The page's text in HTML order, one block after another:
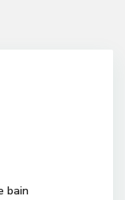
bain